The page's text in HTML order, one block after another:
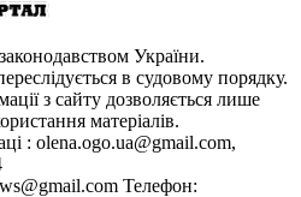
України.
в судовому порядку.
з сайту дозволяється лише
матеріалів.
: olena.ogo.ua@gmail.com,
Телефон: